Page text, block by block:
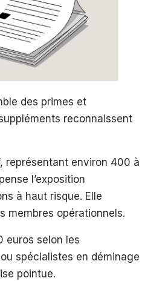
des primes et
reconnaissent
représentant environ 400 à
l’exposition
à haut risque. Elle
membres opérationnels.
euros selon les
spécialistes en déminage
pointue.